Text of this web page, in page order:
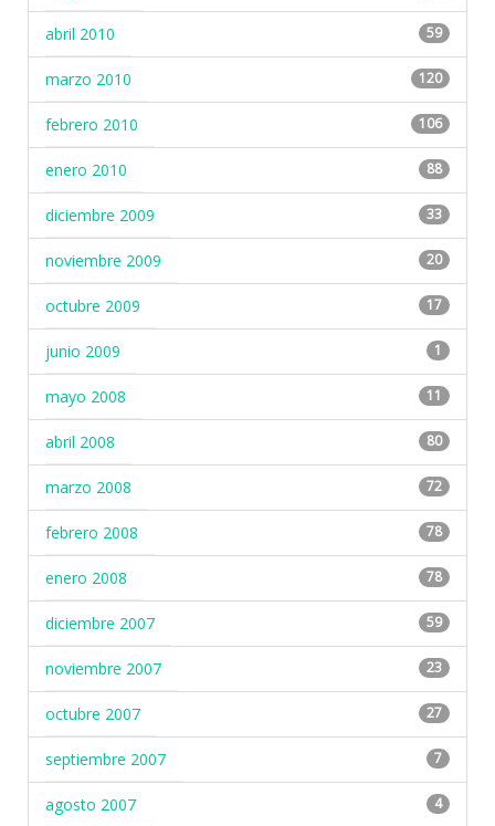
abril 2010 59
marzo 2010 120
febrero 2010 106
enero 2010 88
diciembre 2009 33
noviembre 2009 20
octubre 2009 17
junio 2009 1
mayo 2008 11
abril 2008 80
marzo 2008 72
febrero 2008 78
enero 2008 78
diciembre 2007 59
noviembre 2007 23
octubre 2007 27
septiembre 2007 7
agosto 2007 4